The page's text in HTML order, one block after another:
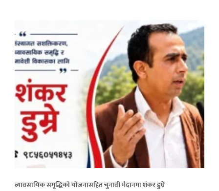
व्यावसायिक समृद्धिको योजनासहित चुनावी मैदानमा शंकर डुम्रे